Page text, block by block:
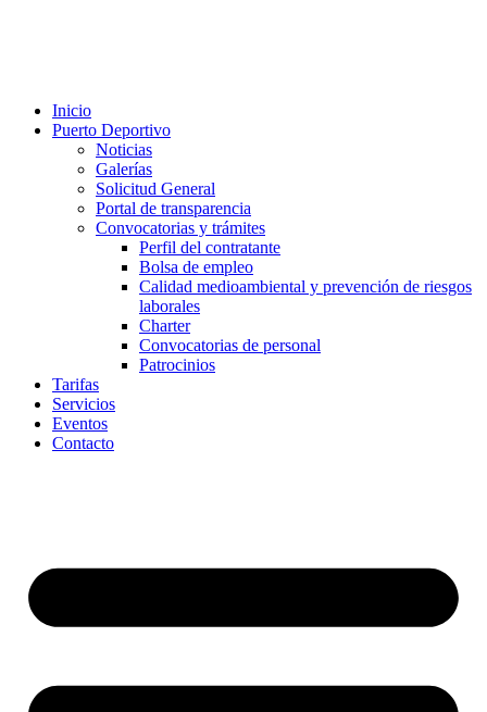
Inicio
Puerto Deportivo
Noticias
Galerías
Solicitud General
Portal de transparencia
Convocatorias y trámites
Perfil del contratante
Bolsa de empleo
Calidad medioambiental y prevención de riesgos
laborales
Charter
Convocatorias de personal
Patrocinios
Tarifas
Servicios
Eventos
Contacto